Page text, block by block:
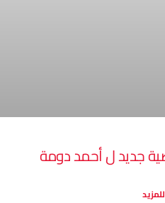
جديد ل أحمد دومة